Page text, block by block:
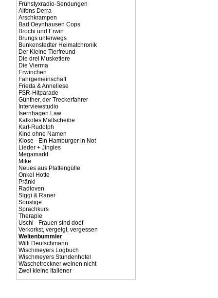
Frühstyxradio-Sendungen
Alfons Derra
Arschkrampen
Bad Oeynhausen Cops
Brochi und Erwin
Brungs unterwegs
Bunkenstedter Heimatchronik
Der Kleine Tierfreund
Die drei Musketiere
Die Vierma
Erwinchen
Fahrgemeinschaft
Frieda & Anneliese
FSR-Hitparade
Günther, der Treckerfahrer
Interviewstudio
Isernhagen Law
Kalkofes Mattscheibe
Karl-Rudolph
Kind ohne Namen
Klose - Ein Hamburger in Not
Lieder + Jingles
Megamarkt
Mike
Neues aus Plattengülle
Onkel Hotte
Pränki
Radioven
Siggi & Raner
Sonstige
Sprachkurs
Therapie
Uschi - Frauen sind doof
Verkorkst, vergeigt, vergessen
Weltenbummler
Willi Deutschmann
Wischmeyers Logbuch
Wischmeyers Stundenhotel
Wäschetrockner weinen nicht
Zwei kleine Italiener